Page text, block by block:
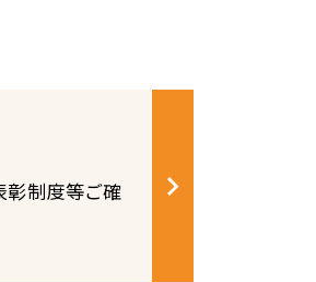
彰制度等ご確